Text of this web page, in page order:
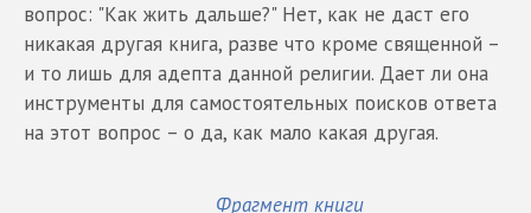
вопрос: "Как жить дальше?" Нет, как не даст его
никакая другая книга, разве что кроме священной –
и то лишь для адепта данной религии. Дает ли она
инструменты для самостоятельных поисков ответа
на этот вопрос – о да, как мало какая другая.
Фрагмент книги